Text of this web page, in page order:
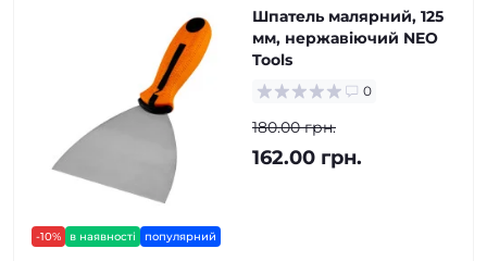
-10% в наявності популярний
Шпатель малярний, 125
мм, нержавіючий NEO
Tools
0
180.00 грн.
162.00 грн.